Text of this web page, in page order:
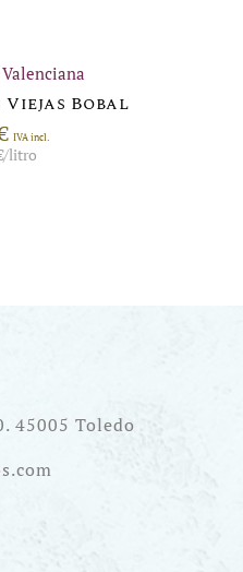
Viejas Bobal
IVA incl.
/litro
45005 Toledo